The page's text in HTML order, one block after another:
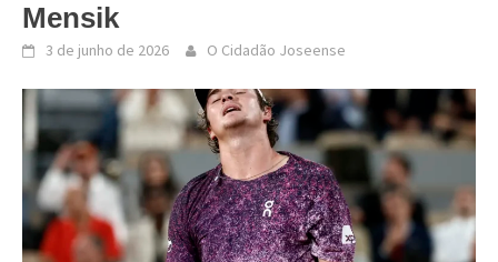
Mensik
3 de junho de 2026 O Cidadão Joseense